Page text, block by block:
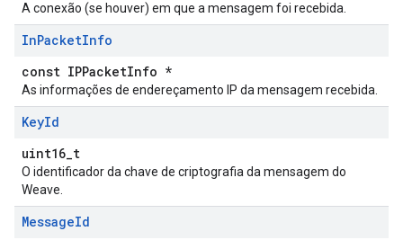
A conexão (se houver) em que a mensagem foi recebida.
InPacketInfo
const IPPacketInfo *
As informações de endereçamento IP da mensagem recebida.
KeyId
uint16_t
O identificador da chave de criptografia da mensagem do
Weave.
MessageId